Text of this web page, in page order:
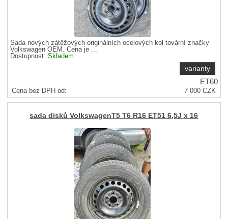
Sada nových zátěžových originálních ocelových kol tovární značky
Volkswagen OEM. Cena je ...
Dostupnost:Skladem
varianty
ET60
Cena bez DPH od: 7 000CZK
Cena s DPH od
8 470CZK
sada disků VolkswagenT5 T6 R16 ET51 6,5J x 16